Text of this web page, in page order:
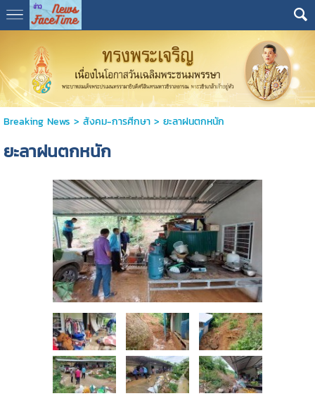
Breaking News > สังคม-การศีกษา> ยะลาฝนตกหนัก
ยะลาฝนตกหนัก